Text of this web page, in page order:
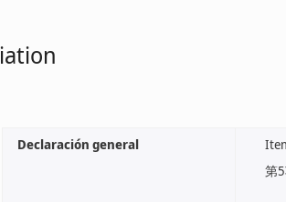
Declaración general
第